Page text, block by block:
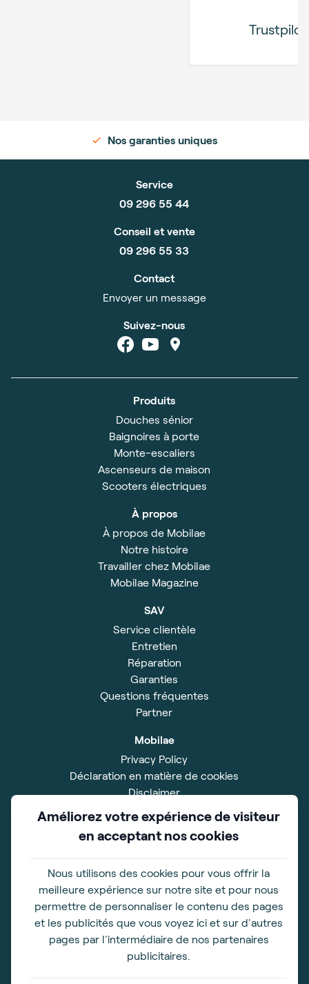
Trustpilot
Nos garanties uniques
Service
09 296 55 44
Conseil et vente
09 296 55 33
Contact
Envoyer un message
Suivez-nous
Produits
Douches sénior
Baignoires à porte
Monte-escaliers
Ascenseurs de maison
Scooters électriques
À propos
À propos de Mobilae
Notre histoire
Travailler chez Mobilae
Mobilae Magazine
SAV
Service clientèle
Entretien
Réparation
Garanties
Questions fréquentes
Partner
Mobilae
Privacy Policy
Déclaration en matière de cookies
Disclaimer
Impressum
Conditions Générales
Xavier De Cocklaan 42
9831 Deurle
BE 0828.528.567
Horaires d'ouverture
De lundi à vendredi 09h00-17h00
Améliorez votre expérience de visiteur
en acceptant nos cookies
Nous utilisons des cookies pour vous offrir la
meilleure expérience sur notre site et pour nous
permettre de personnaliser le contenu des pages
et les publicités que vous voyez ici et sur d'autres
pages par l'intermédiaire de nos partenaires
publicitaires.